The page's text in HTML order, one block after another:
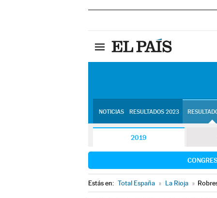
NOTICIAS RESULTADOS 2023
2019
Estás en: Total España » La Rioja »